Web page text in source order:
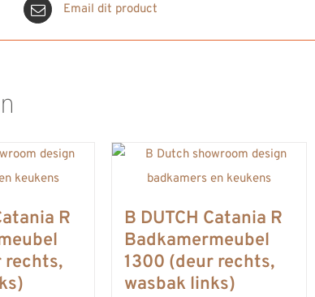
Email dit product
R
rechts,
B DUTCH Catania R
Badkamermeubel
1300 (deur rechts,
wasbak links)